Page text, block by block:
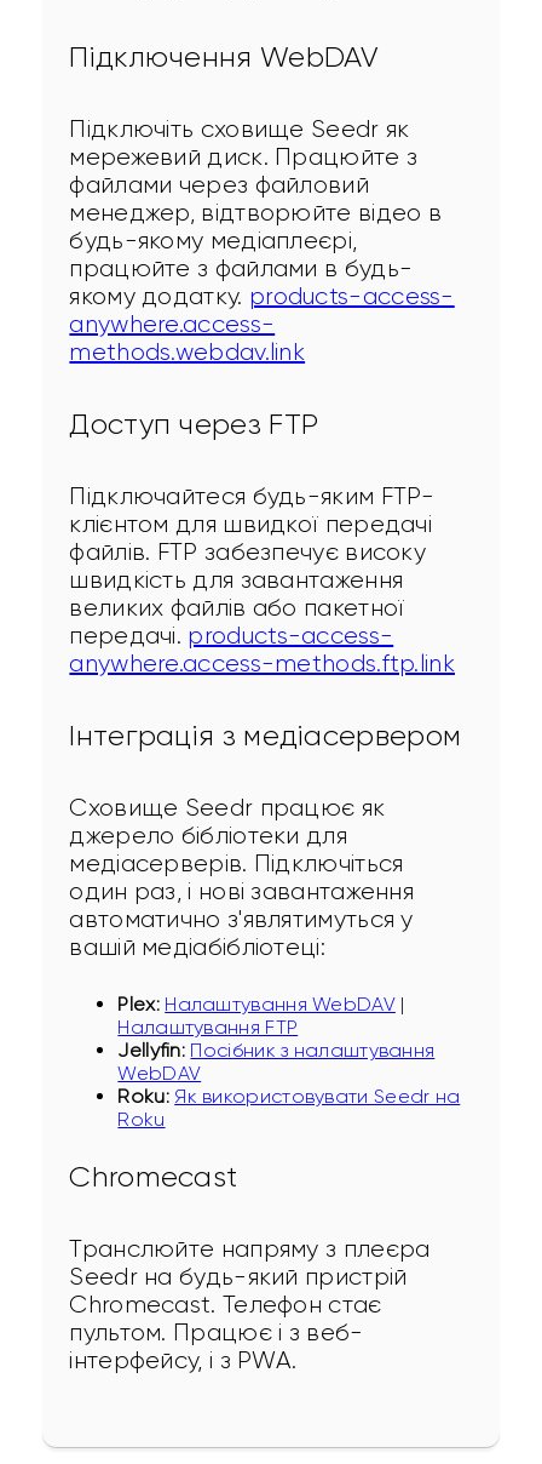
Підключення WebDAV
Підключіть сховище Seedr як
мережевий диск. Працюйте з
файлами через файловий
менеджер, відтворюйте відео в
будь-якому медіаплеєрі,
працюйте з файлами в будь-
якому додатку. products-access-
anywhere.access-
methods.webdav.link
Доступ через FTP
Підключайтеся будь-яким FTP-
клієнтом для швидкої передачі
файлів. FTP забезпечує високу
швидкість для завантаження
великих файлів або пакетної
передачі. products-access-
anywhere.access-methods.ftp.link
Інтеграція з медіасервером
Сховище Seedr працює як
джерело бібліотеки для
медіасерверів. Підключіться
один раз, і нові завантаження
автоматично з'являтимуться у
вашій медіабібліотеці:
Plex: Налаштування WebDAV|
Налаштування FTP
Jellyfin: Посібник з налаштування
WebDAV
Roku: Як використовувати Seedr на
Roku
Chromecast
Транслюйте напряму з плеєра
Seedr на будь-який пристрій
Chromecast. Телефон стає
пультом. Працює і з веб-
інтерфейсу, і з PWA.